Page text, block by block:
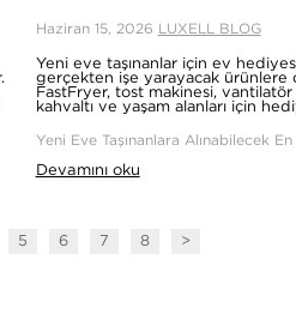
Haziran 15, 2026 LUXELL BLOG
Yeni eve taşınanlar için ev
gerçekten işe yarayacak ürünlere
FastFryer, tost makinesi,
kahvaltı ve yaşam alanları için
Yeni Eve Taşınanlara Alınabilecek
Devamını oku
5 6 7 8 >